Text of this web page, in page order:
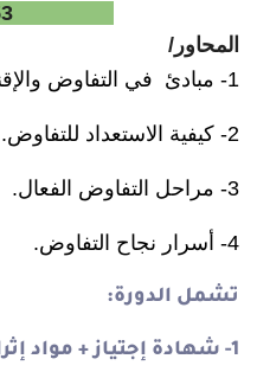
Passcode:353
المحاور/
1- مبادئ في التفاوض والإقناع.
2- كيفية الاستعداد للتفاوض.
3- مراحل التفاوض الفعال.
4- أسرار نجاح التفاوض.
تشمل الدورة:
1- شهادة إجتياز + مواد إثرائية